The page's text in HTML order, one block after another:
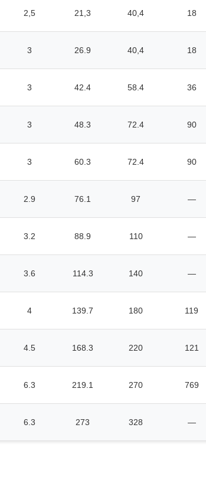
2,5 21,3 40,4 18
3 26.9 40,4 18
3 42.4 58.4 36
3 48.3 72.4 90
3 60.3 72.4 90
2.9 76.1 97 —
3.2 88.9 110 —
3.6 114.3 140 —
4 139.7 180 119
4.5 168.3 220 121
6.3 219.1 270 769
6.3 273 328 —